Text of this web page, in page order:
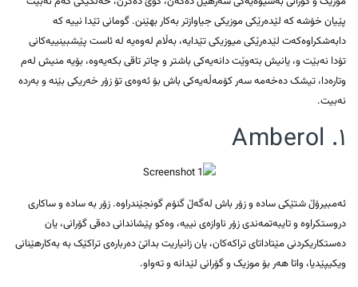
پێیان خۆشە کە لێدەرێکی موزیکی جیاوازتر بەکار بهێنن. گومانی تێدا نییە کە
دابەشکراوەکەت لێدەرێکی میوزیکی تێدایە، بەڵام لەوەیە لە ئاست پێشبینییەکانی
تۆدا نەبێت و، یانیش بتەوێت دانەیەکی باشتر و چاتر تاقی بکەیەوە، بۆیە منیش لەم
وتارەدا، تیشک دەخەمە سەر کۆمەڵەیەکی باش بۆ ئەوەی تۆ زۆر خەریکی بێنە و بەردە
نەبیت.
١. Amberol
ئەمبیرۆڵ شتێکی سادە و زۆر باش لەگەڵ گنۆم گونجێندراوە. زۆر بە سادە و ساکاری
دروستکراوە و تایبەتمەندی زۆر ناوازەی نییە، وەکو پێشاندانی دەقی گۆرانی، یان
دەستکاریکردنی مێتاداتای تراکەکان، یان زانیاریت بداتێ دەربارەی تراکێک بە بەکارهێنانی
ویکیپێدیا، واتا هەر بۆ موزیک و گۆرانی لێدانە و تەواو.